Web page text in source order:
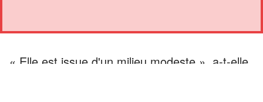
« Elle est issue d'un milieu modeste », a-t-elle